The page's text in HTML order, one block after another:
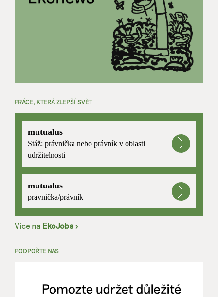
PRÁCE, KTERÁ ZLEPŠÍ SVĚT
mutualus
Stáž: právnička nebo právník v oblasti
udržitelnosti
mutualus
právnička/právník
Více na EkoJobs >
PODPOŘTE NÁS